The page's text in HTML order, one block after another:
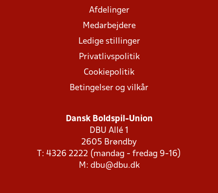
Afdelinger
Medarbejdere
Ledige stillinger
Privatlivspolitik
Cookiepolitik
Betingelser og vilkår
Dansk Boldspil-Union
DBU Allé 1
2605 Brøndby
T: 4326 2222 (mandag - fredag 9-16)
M: dbu@dbu.dk